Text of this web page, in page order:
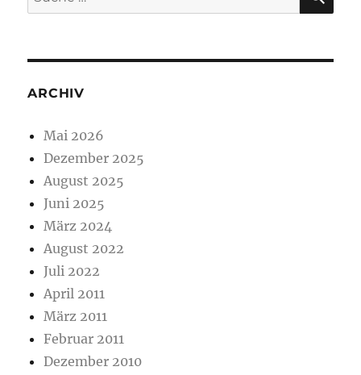
nach:
ARCHIV
Mai 2026
Dezember 2025
August 2025
Juni 2025
März 2024
August 2022
Juli 2022
April 2011
März 2011
Februar 2011
Dezember 2010